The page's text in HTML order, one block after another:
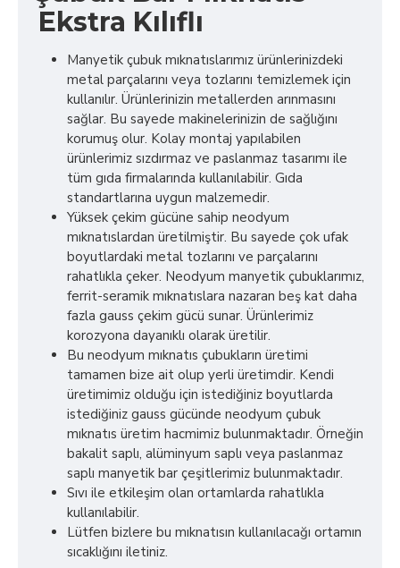
Ekstra Kılıflı
Manyetik çubuk mıknatıslarımız ürünlerinizdeki
metal parçalarını veya tozlarını temizlemek için
kullanılır. Ürünlerinizin metallerden arınmasını
sağlar. Bu sayede makinelerinizin de sağlığını
korumuş olur. Kolay montaj yapılabilen
ürünlerimiz sızdırmaz ve paslanmaz tasarımı ile
tüm gıda firmalarında kullanılabilir. Gıda
standartlarına uygun malzemedir.
Yüksek çekim gücüne sahip neodyum
mıknatıslardan üretilmiştir. Bu sayede çok ufak
boyutlardaki metal tozlarını ve parçalarını
rahatlıkla çeker. Neodyum manyetik çubuklarımız,
ferrit-seramik mıknatıslara nazaran beş kat daha
fazla gauss çekim gücü sunar. Ürünlerimiz
korozyona dayanıklı olarak üretilir.
Bu neodyum mıknatıs çubukların üretimi
tamamen bize ait olup yerli üretimdir. Kendi
üretimimiz olduğu için istediğiniz boyutlarda
istediğiniz gauss gücünde neodyum çubuk
mıknatıs üretim hacmimiz bulunmaktadır. Örneğin
bakalit saplı, alüminyum saplı veya paslanmaz
saplı manyetik bar çeşitlerimiz bulunmaktadır.
Sıvı ile etkileşim olan ortamlarda rahatlıkla
kullanılabilir.
Lütfen bizlere bu mıknatısın kullanılacağı ortamın
sıcaklığını iletiniz.